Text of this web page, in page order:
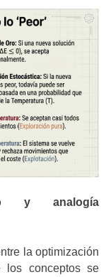
y analogía
la optimización
los conceptos se